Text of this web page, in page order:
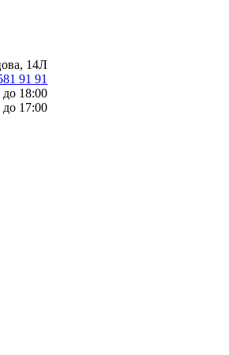
14Л
91 91
18:00
до 17:00